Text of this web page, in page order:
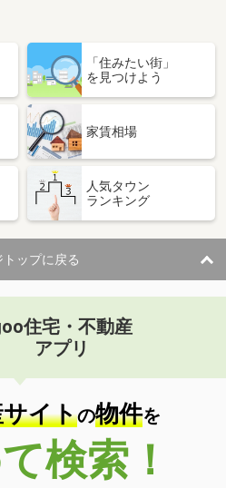
「住みたい街」
を見つけよう
家賃相場
人気タウン
ランキング
トップに戻る
住宅・不動産
アプリ
イトの物件を
検索！